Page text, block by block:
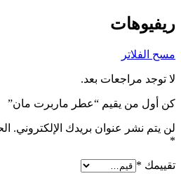
ريفيوهات
مسح الفلاتر
لا توجد مراجعات بعد.
كن أول من يقيم “عطر ماربرت مان”
لن يتم نشر عنوان بريدك الإلكتروني.
*
تقييمك *